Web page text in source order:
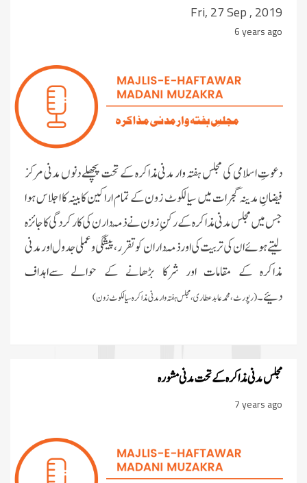
Fri, 27 Sep , 2019
6 years ago
دعوتِ اسلامی کی مجلس ہفتہ وار مدنی مذاکرہ کے تحت پچھلے دنوں مدنی مرکز
فیضانِ مدینہ گجرات میں سیالکوٹ زون کے تمام اراکین کابینہ کا اجلاس ہوا
جس میں مجلس مدنی مذاکرہ کے رکنِ زون نے ذمّہ دارن کی کارکردگی کا جائزہ
لیتے ہوئے ان کی تربیت کی اور ذمّہ داران کو تقرر ، پیشگی و عملی جدول اور مدنی
مذاکرہ کے مقامات اور شرکا بڑھانے کے حوالے سےاہداف
دئیے۔(رپورٹ،محمد عابد عطاری،مجلس ہفتہ وار مدنی مذاکرہ سیالکوٹ زون)
مجلس مدنی مذاکرہ کے تحت مدنی مشورہ
7 years ago
فیضانِ مدینہ G-11، اسلام آباد میں